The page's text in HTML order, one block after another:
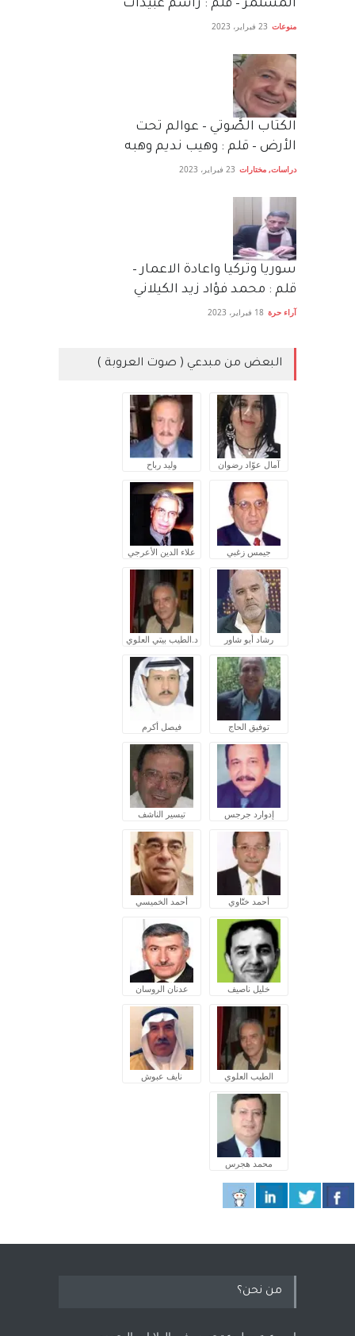
المستمر – قلم : راسم عبيدات
منوعات 23 فبراير، 2023
الكتاب الصَّوتي – عوالم تحت
الأرض – قلم : وهيب نديم وهبه
دراسات, مختارات 23 فبراير، 2023
سوريا وتركيا واعادة الاعمار –
قلم : محمد فؤاد زيد الكيلاني
آراء حرة 18 فبراير، 2023
البعض من مبدعي ( صوت العروبة )
آمال عوّاد رضوان وليد رباح
جيمس زغبي علاء الدين الأعرجي
رشاد أبو شاور د.الطيب بيتي العلوي
توفيق الحاج فيصل أكرم
إدوارد جرجس تيسير الناشف
أحمد ختّاوي أحمد الخميسي
خليل ناصيف عدنان الروسان
الطيب العلوي نايف عبوش
محمد هجرس
من نحن؟